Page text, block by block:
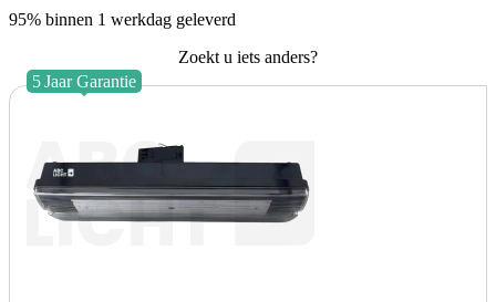
95% binnen 1 werkdag geleverd
Zoekt u iets anders?
5Jaar Garantie